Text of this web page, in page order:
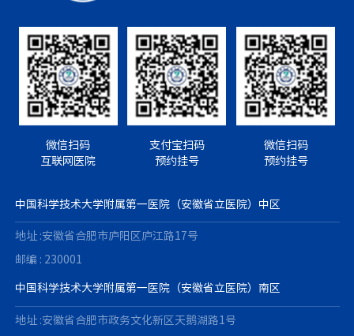
微信扫码
互联网医院
支付宝扫码
预约挂号
微信扫码
预约挂号
中国科学技术大学附属第一医院（安徽省立医院）中区
地址 :安徽省合肥市庐阳区庐江路17号
邮编 : 230001
中国科学技术大学附属第一医院（安徽省立医院）南区
地址 :安徽省合肥市政务文化新区天鹅湖路1号